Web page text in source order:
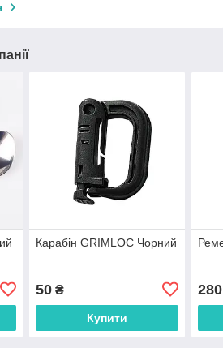
Карабін GRIMLOC Чорний
50₴
Купити
280